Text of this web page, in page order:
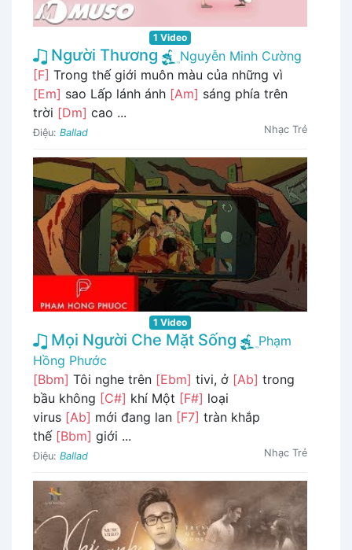
1 Video
Người Thương
Nguyễn Minh Cường
[F] Trong thế giới muôn màu của những vì
[Em] sao Lấp lánh ánh [Am] sáng phía trên
trời [Dm] cao ...
Điệu: Ballad Nhạc Trẻ
1 Video
Mọi Người Che Mặt Sống
Phạm
Hồng Phước
[Bbm] Tôi nghe trên [Ebm] tivi, ở [Ab] trong
bầu không [C#] khí Một [F#] loại
virus [Ab] mới đang lan [F7] tràn khắp
thế [Bbm] giới ...
Điệu: Ballad Nhạc Trẻ